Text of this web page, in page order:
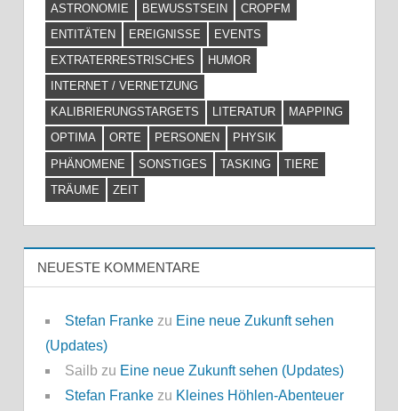
ASTRONOMIE
BEWUSSTSEIN
CROPFM
ENTITÄTEN
EREIGNISSE
EVENTS
EXTRATERRESTRISCHES
HUMOR
INTERNET / VERNETZUNG
KALIBRIERUNGSTARGETS
LITERATUR
MAPPING
OPTIMA
ORTE PERSONEN
PHYSIK
PHÄNOMENE
SONSTIGES TASKING
TIERE
TRÄUME
ZEIT
NEUESTE KOMMENTARE
Stefan Frankezu Eine neue Zukunft sehen
(Updates)
Sailb zu Eine neue Zukunft sehen (Updates)
Stefan Frankezu Kleines Höhlen-Abenteuer